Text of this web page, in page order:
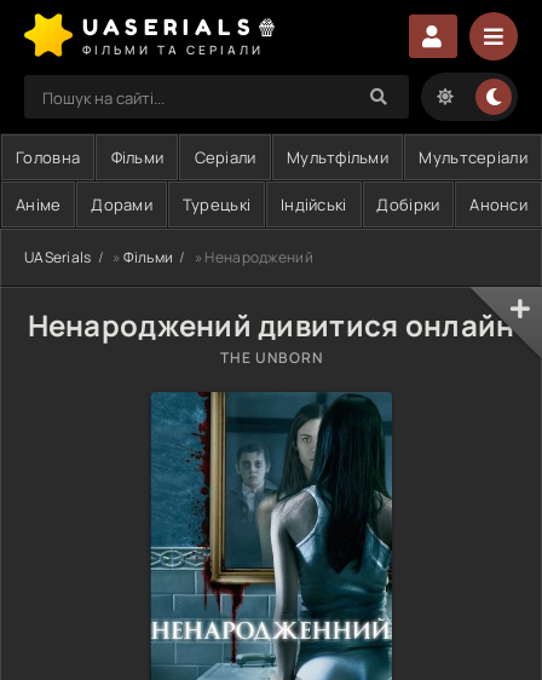
UASERIALS🍿
ФІЛЬМИ ТА СЕРІАЛИ
Головна Фільми Серіали Мультфільми Мультсеріали
Аніме Дорами Турецькі Індійські Добірки Анонси
UASerials » Фільми » Ненароджений
Ненароджений дивитися онлайн
THE UNBORN